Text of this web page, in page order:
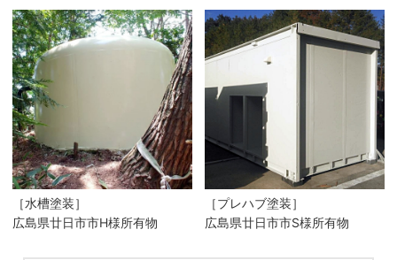
［水槽塗装］
広島県廿日市市H様所有物
［プレハブ塗装］
広島県廿日市市S様所有物